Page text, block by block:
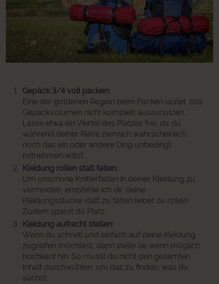
Gepäck 3/4 voll packen:
Eine der goldenen Regeln beim Packen lautet, das
Gepäckvolumen nicht komplett auszunutzen.
Lasse etwa ein Viertel des Platzes frei, da du
während deiner Reise ziemlich wahrscheinlich
noch das ein oder andere Ding unbedingt
mitnehmen willst.
Kleidung rollen statt falten:
Um unschöne Knitterfalten in deiner Kleidung zu
vermeiden, empfehle ich dir, deine
Kleidungsstücke statt zu falten lieber zu rollen.
Zudem sparst du Platz.
Kleidung aufrecht stellen:
Wenn du schnell und einfach auf deine Kleidung
zugreifen möchtest, dann stelle sie wenn möglich
hochkant hin. So musst du nicht den gesamten
Inhalt durchwühlen, um das zu finden, was du
suchst.